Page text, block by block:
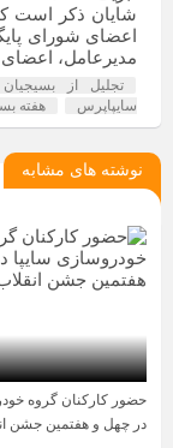
شایان ذکر است که
اعضای شورای
مدیرعامل،
تجلیل از بسیجیان
سایپاپرس
هفته
نوشته های مشابه
5 ماه قبل
حضور کارکنان گروه
در چهل و هفتمین جشن